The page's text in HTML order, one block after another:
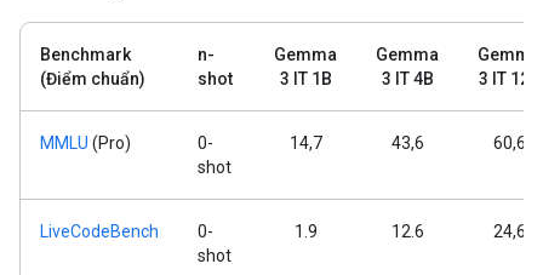
Benchmark
(Điểm chuẩn)
n-
shot
Gemma
3 IT 1B
Gemma
3 IT 4B
Gemma
3 IT 12B
MMLU (Pro)
0-
shot
14,7 43,6 60,6
LiveCodeBench
0-
shot
1.9 12.6 24,6